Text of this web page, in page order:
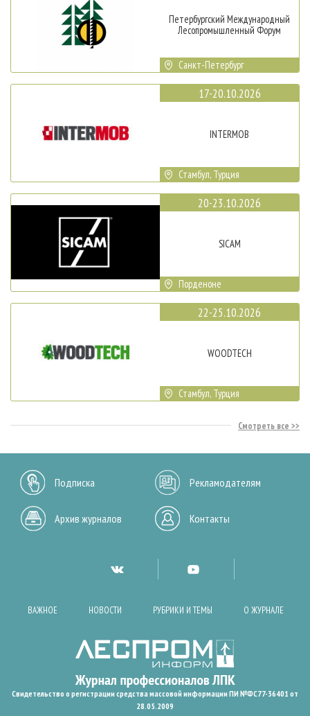
Петербургский Международный
Лесопромышленный Форум
Санкт-Петербург
17-20.10.2026
INTERMOB
Стамбул, Турция
20-23.10.2026
SICAM
Порденоне
22-25.10.2026
WOODTECH
Стамбул, Турция
Смотреть все
Подписка Рекламодателям
Архив журналов Контакты
ВАЖНОЕ НОВОСТИ РУБРИКИ И ТЕМЫ О ЖУРНАЛЕ
Свидетельство о регистрации средства массовой информации ПИ №ФС77-36401 от
28.05.2009